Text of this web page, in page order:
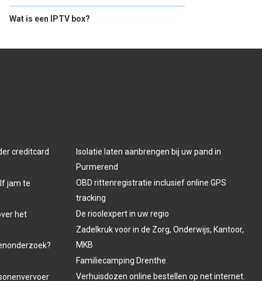
Wat is een IPTV box?
creditcard
jam te
het
Isolatie laten aanbrengen bij uw pand in
Purmerend
OBD rittenregistratie inclusief online GPS
tracking
De rioolexpert in uw regio
Zadelkruk voor in de Zorg, Onderwijs, Kantoor,
MKB
Familiecamping Drenthe
Verhuisdozen online bestellen op net internet.